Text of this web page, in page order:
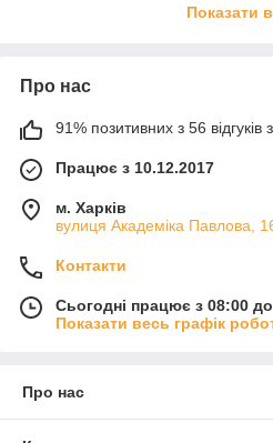
● із завищеною, звичайною або
основному, стрейчевих.
Залежно від виду спорту, куди
одяг, варто вибирати ту чи іншу
Як вибрати дитячі
Показати
Про нас
91% позитивних з 56 відгуків
Працює з 10.12.2017
м. Харків
вулиця Академіка Павлова,
Контакти
Сьогодні працює з 08:00
Показати весь графік
Про нас